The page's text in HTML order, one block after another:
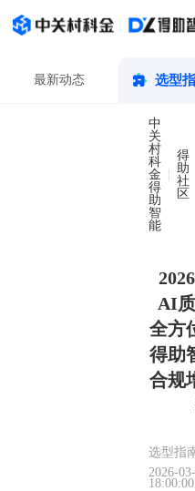
最新动态 选型
中
关
村
科
金
得
助
智
能
得
助
社
区
AI
全方
得助
合规
选型指
2026-
18:00:00